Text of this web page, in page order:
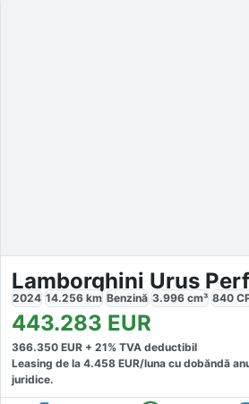
2024 14.256 km Benzină 3.996 cm³ 840
443.283 EUR
366.350 EUR + 21% TVA deductibil
Leasing de la 4.458 EUR/luna cu dobăndă
juridice.